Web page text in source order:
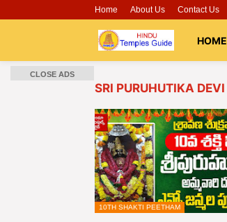
Home About Us Contact Us
HOME
SRI PURUHUTIKA DEVI
10TH SHAKTI PEETHAM
CLOSE ADS